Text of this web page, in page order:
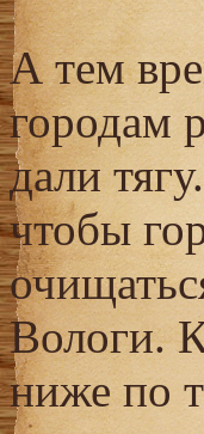
А тем
городам
дали
чтобы
Вологи.
ниже по